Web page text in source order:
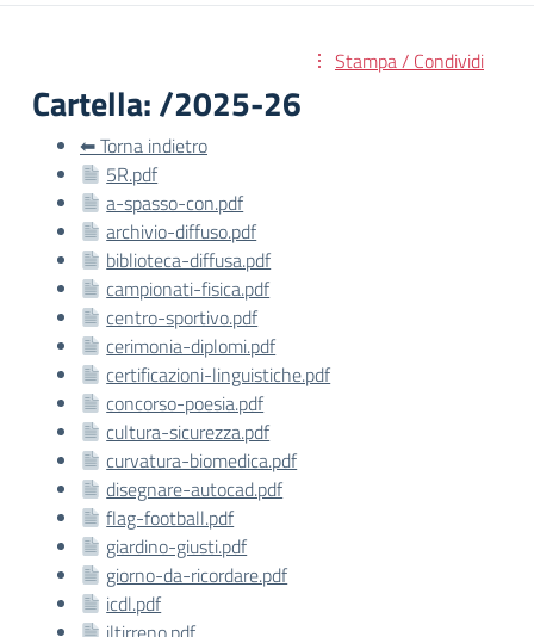
Stampa / Condividi
Cartella: /2025-26
⬅ Torna indietro
5R.pdf
a-spasso-con.pdf
archivio-diffuso.pdf
biblioteca-diffusa.pdf
campionati-fisica.pdf
centro-sportivo.pdf
cerimonia-diplomi.pdf
certificazioni-linguistiche.pdf
concorso-poesia.pdf
cultura-sicurezza.pdf
curvatura-biomedica.pdf
disegnare-autocad.pdf
flag-football.pdf
giardino-giusti.pdf
giorno-da-ricordare.pdf
icdl.pdf